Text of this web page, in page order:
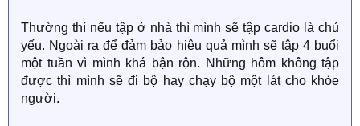
Thường thí nếu tập ở nhà thì mình sẽ tập cardio là chủ
yếu. Ngoài ra để đảm bảo hiệu quả mình sẽ tập 4 buổi
một tuần vì mình khá bận rộn. Những hôm không tập
được thì mình sẽ đi bộ hay chạy bộ một lát cho khỏe
người.